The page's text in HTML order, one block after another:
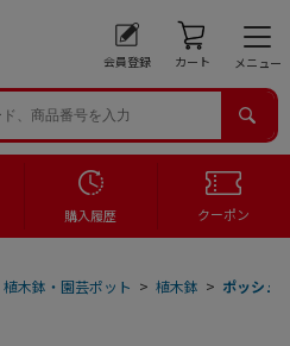
会員登録 カート メニュー
購入履歴 クーポン
植木鉢・園芸ポット > 植木鉢 > ポッシュ